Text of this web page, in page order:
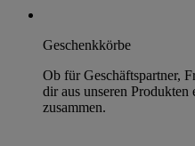
Geschenkkörbe
Ob für Geschäftspartner,
dir aus unseren
zusammen.